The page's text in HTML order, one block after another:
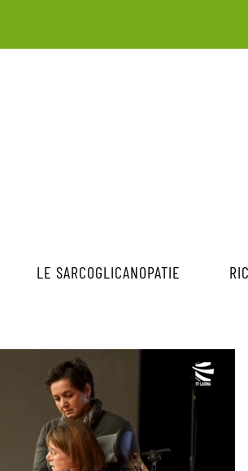
LE SARCOGLICANOPATIE